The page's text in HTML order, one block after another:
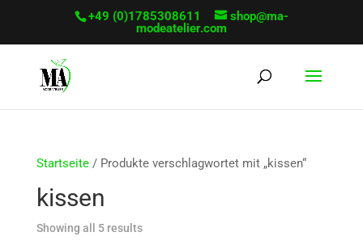
+49 (0)1785308611
shop@ma-
modeatelier.com
Startseite/ Produkte verschlagwortet mit „kissen“
kissen
Showing all 5 resultsSorted